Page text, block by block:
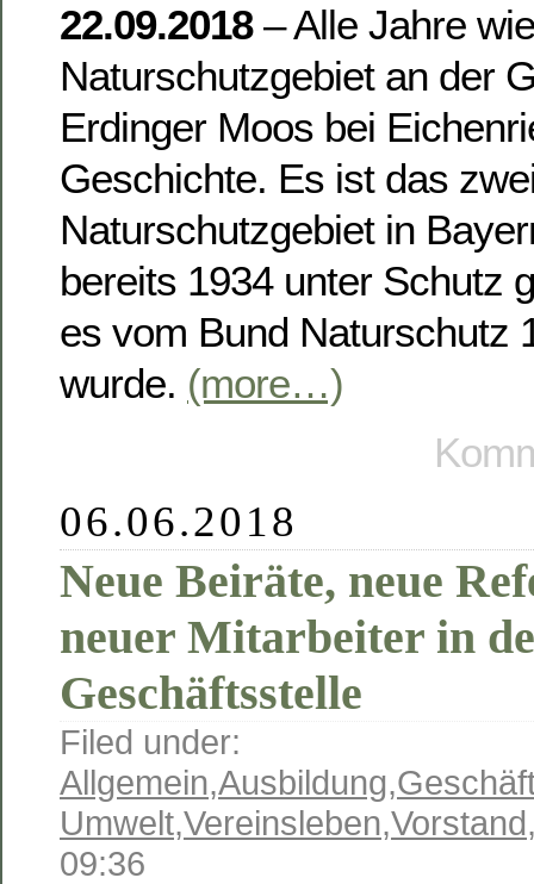
22.09.2018– Alle Jahre
Naturschutzgebiet an der
Erdinger Moos bei
Geschichte. Es ist das
Naturschutzgebiet in
bereits 1934 unter Schutz
es vom Bund Naturschutz
wurde. (more…)
06.06.2018
Neue Beiräte, neue
neuer Mitarbeiter in
Geschäftsstelle
Filed under:
Allgemein,Ausbildung,
Umwelt,Vereinsleben,Vorstand
09:36